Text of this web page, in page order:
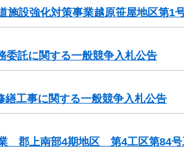
施設強化対策事業越原笹屋地区第1
委託に関する一般競争入札公告
工事に関する一般競争入札公告
郡上南部4期地区 第4工区第84